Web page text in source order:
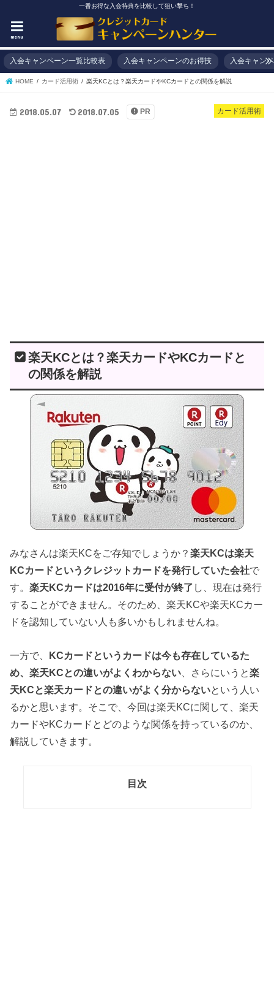
一番お得な入会特典を比較して狙い撃ち！
menu
入会キャンペーン一覧比較表 入会キャンペーンのお得技 入会キャン
HOME カード活用術 楽天KCとは？楽天カードやKCカードとの関係を解説
カード活用術
2018.05.07 2018.07.05 PR
楽天KCとは？楽天カードやKCカードと
の関係を解説
みなさんは楽天KCをご存知でしょうか？楽天KCは楽天
KCカードというクレジットカードを発行していた会社で
す。楽天KCカードは2016年に受付が終了 し、現在は発行
することができません。そのため、楽天KCや楽天KCカー
ドを認知していない人も多いかもしれませんね。
一方で、 KCカードというカードは今も存在しているた
め、楽天KCとの違いがよくわからない 、さらにいうと楽
天KCと楽天カードとの違いがよく分からないという人い
るかと思います。そこで、今回は楽天KCに関して、楽天
カードやKCカードとどのような関係を持っているのか、
解説していきます。
目次